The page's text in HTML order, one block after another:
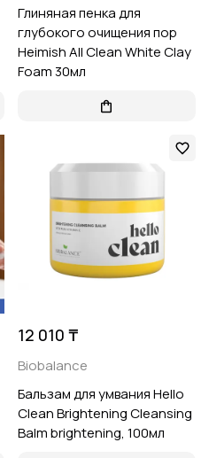
Глиняная пенка для
глубокого очищения пор
Heimish All Clean White Clay
Foam 30мл
12 010 ₸
Biobalance
Бальзам для умвания Hello
Clean Brightening Cleansing
Balm brightening, 100мл